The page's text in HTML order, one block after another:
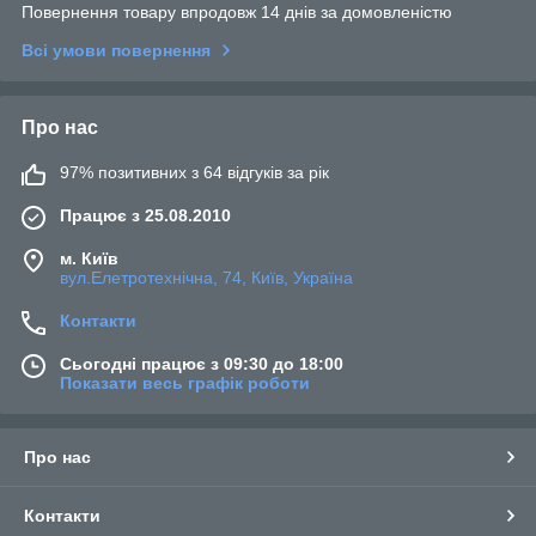
Повернення товару впродовж 14 днів за домовленістю
Всі умови повернення
Про нас
97% позитивних з 64 відгуків за рік
Працює з 25.08.2010
м. Київ
вул.Елетротехнічна, 74, Київ, Україна
Контакти
Сьогодні працює з 09:30 до 18:00
Показати весь графік роботи
Про нас
Контакти